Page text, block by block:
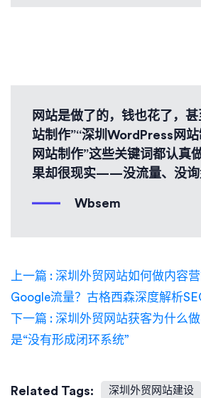
网站是做了的，钱也花了，甚
站制作”“深圳WordPress网站
网站制作​”这些关键词都认真
果却很现实——没流量、没询
Wbsem
上一篇 : 深圳外贸网站如何做内容
Google流量？古格西森深度解析
下一篇 : 深圳外贸网站获客为什么
是“没有形成闭环系统”
Related Tags: 深圳外贸网站建设